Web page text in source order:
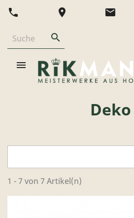
phone location_on email


Deko
1 - 7 von 7 Artikel(n)